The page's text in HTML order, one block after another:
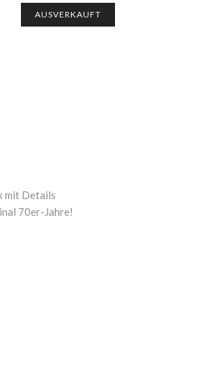
AUSVERKAUFT
mit Details
70er-Jahre!